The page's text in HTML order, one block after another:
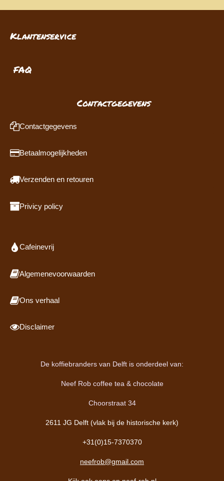
Klantenservice
FAQ
Contactgegevens
Contactgegevens
Betaalmogelijkheden
Verzenden en retouren
Privicy policy
Cafeinevrij
Algemenevoorwaarden
Ons verhaal
Disclaimer
De koffiebranders van Delft is onderdeel van:
Neef Rob coffee tea & chocolate
Choorstraat 34
2611 JG Delft (vlak bij de historische kerk)
+31(0)15-7370370
neefrob@gmail.com